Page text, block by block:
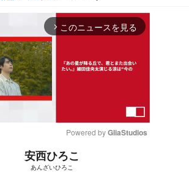
arrow_forward_ios このニュースを見る
Powered by GliaStudios
安西ひろこ
あんざいひろこ